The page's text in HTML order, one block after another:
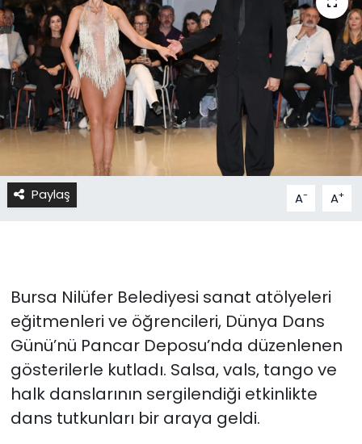
Paylaş A- A+
Bursa Nilüfer Belediyesi sanat atölyeleri
eğitmenleri ve öğrencileri, Dünya Dans
Günü’nü Pancar Deposu’nda düzenlenen
gösterilerle kutladı. Salsa, vals, tango ve
halk danslarının sergilendiği etkinlikte
dans tutkunları bir araya geldi.